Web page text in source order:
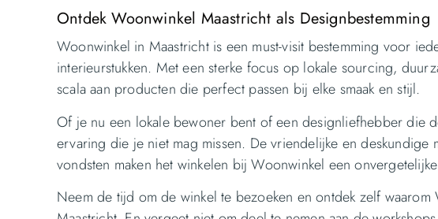
Ontdek Woonwinkel Maastricht als Designbestemming
Woonwinkel in Maastricht is een must-visit bestemming voor
interieurstukken. Met een sterke focus op lokale sourcing,
scala aan producten die perfect passen bij elke smaak en stijl.
Of je nu een lokale bewoner bent of een designliefhebber die
ervaring die je niet mag missen. De vriendelijke en
vondsten maken het winkelen bij Woonwinkel een
Neem de tijd om de winkel te bezoeken en ontdek zelf